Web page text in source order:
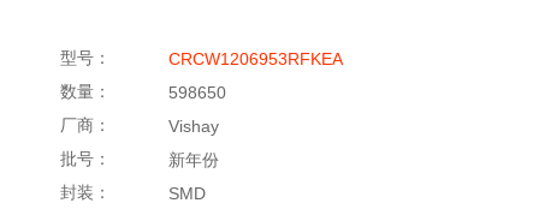
型号： CRCW1206953RFKEA
数量： 598650
厂商： Vishay
批号： 新年份
封装： SMD